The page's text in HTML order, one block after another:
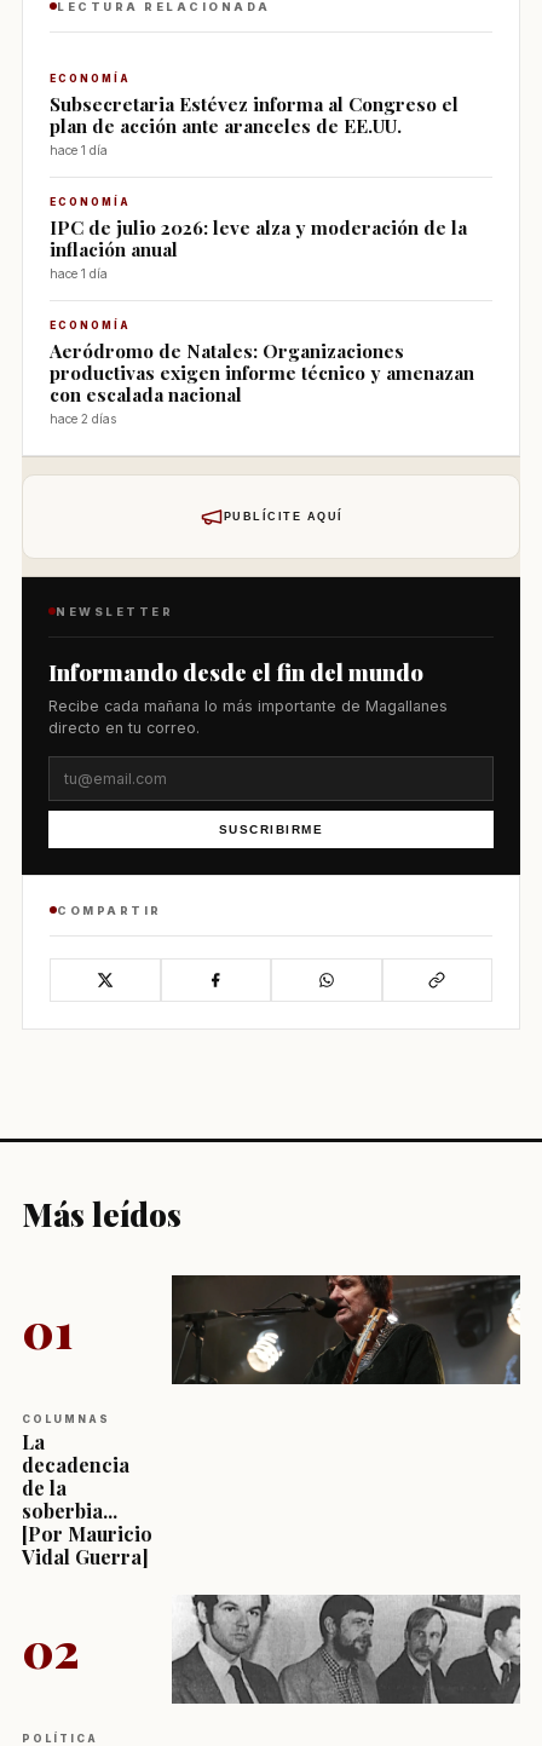
LECTURA RELACIONADA
ECONOMÍA
Subsecretaria Estévez informa al Congreso el
plan de acción ante aranceles de EE.UU.
hace 1 día
ECONOMÍA
IPC de julio 2026: leve alza y moderación de la
inflación anual
hace 1 día
ECONOMÍA
Aeródromo de Natales: Organizaciones
productivas exigen informe técnico y amenazan
con escalada nacional
hace 2 días
PUBLÍCITE AQUÍ
NEWSLETTER
Informando desde el fin del mundo
Recibe cada mañana lo más importante de Magallanes
directo en tu correo.
SUSCRIBIRME
COMPARTIR
Más leídos
01
COLUMNAS
La
decadencia
de la
soberbia...
[Por Mauricio
Vidal Guerra]
02
POLÍTICA